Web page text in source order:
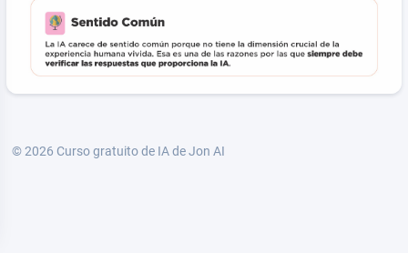
© 2026 Curso gratuito de IA de Jon AI